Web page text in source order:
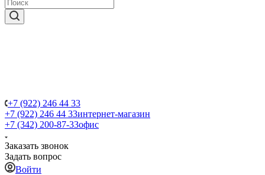
+7 (922) 246 44 33
+7 (922) 246 44 33интернет-магазин
+7 (342) 200-87-33офис
Заказать звонок
Задать вопрос
Войти